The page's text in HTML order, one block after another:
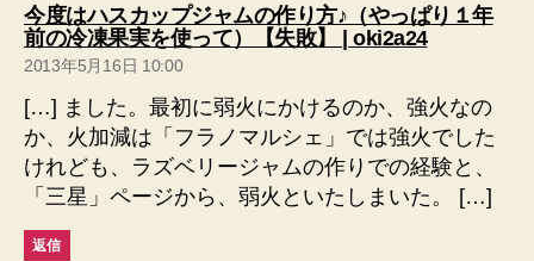
今度はハスカップジャムの作り方♪（やっぱり１年
前の冷凍果実を使って）【失敗】 | oki2a24の
2013年5月16日 10:00
[…] ました。最初に弱火にかけるのか、強火なの
か、火加減は「フラノマルシェ」では強火でした
けれども、ラズベリージャムの作りでの経験と、
「三星」ページから、弱火といたしまいた。 […]
返信